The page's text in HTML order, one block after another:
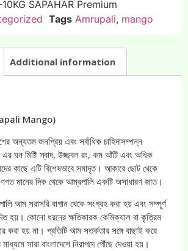
SAPAHAR Premium
Tags Amrupali, mango
Additional information
Mango)
অন্যতম জনপ্রিয় এবং সর্বাধিক চাহিদাসম্পন্ন
ঘন মিষ্টি স্বাদ, উজ্জ্বল রং, কম আঁটি এবং অধিক
কাছে এটি বিশেষভাবে সমাদৃত। আকারে ছোট থেকে
মানের দিক থেকে আম্রপালি একটি অসাধারণ জাত।
আম সরাসরি বাগান থেকে সংগ্রহ করা হয় এবং সম্পূর্ণ
হয়। কোনো ধরনের ক্ষতিকারক কেমিক্যাল বা কৃত্রিম
করা হয় না। প্রতিটি আম সতর্কতার সঙ্গে বাছাই করে
সারা বাংলাদেশে নিরাপদে পৌঁছে দেওয়া হয়।